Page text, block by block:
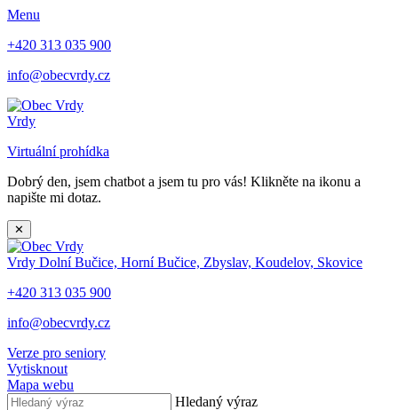
Menu
+420 313 035 900
info@obecvrdy.cz
Vrdy
Virtuální prohídka
Dobrý den, jsem chatbot a jsem tu pro vás! Klikněte na ikonu a
napište mi dotaz.
✕
Vrdy Dolní Bučice, Horní Bučice, Zbyslav, Koudelov, Skovice
+420 313 035 900
info@obecvrdy.cz
Verze pro seniory
Vytisknout
Mapa webu
Hledaný výraz